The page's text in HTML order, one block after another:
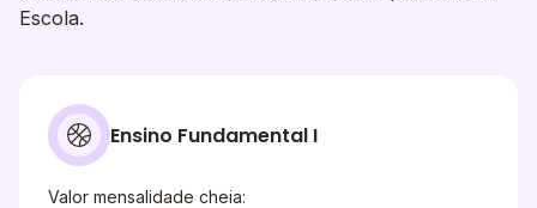
Escola.
Ensino Fundamental I
Valor mensalidade cheia: